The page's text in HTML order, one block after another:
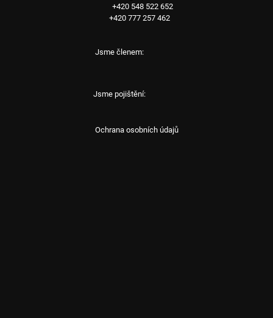
+420 548 522 652
+420 777 257 462
Jsme členem:
Jsme pojištění:
Ochrana osobních údajů